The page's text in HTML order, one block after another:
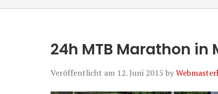
24h MTB Marathon in
Veröffentlicht am 12. Juni 2015 by